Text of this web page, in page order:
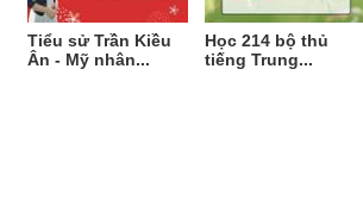
Tiểu sử Trần Kiều
Ân - Mỹ nhân...
Học 214 bộ thủ
tiếng Trung...